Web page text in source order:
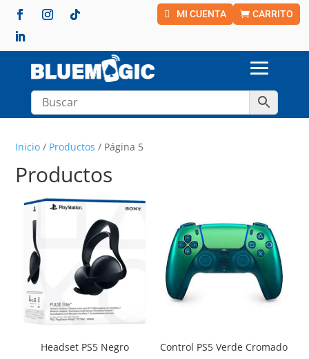
MI CUENTA CARRITO
Inicio / Productos / Página 5
Productos
Headset PS5 Negro Control PS5 Verde Cromado